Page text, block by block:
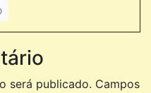
será publicado. Campos